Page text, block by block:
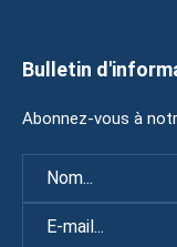
Bulletin
Abonnez-vous à